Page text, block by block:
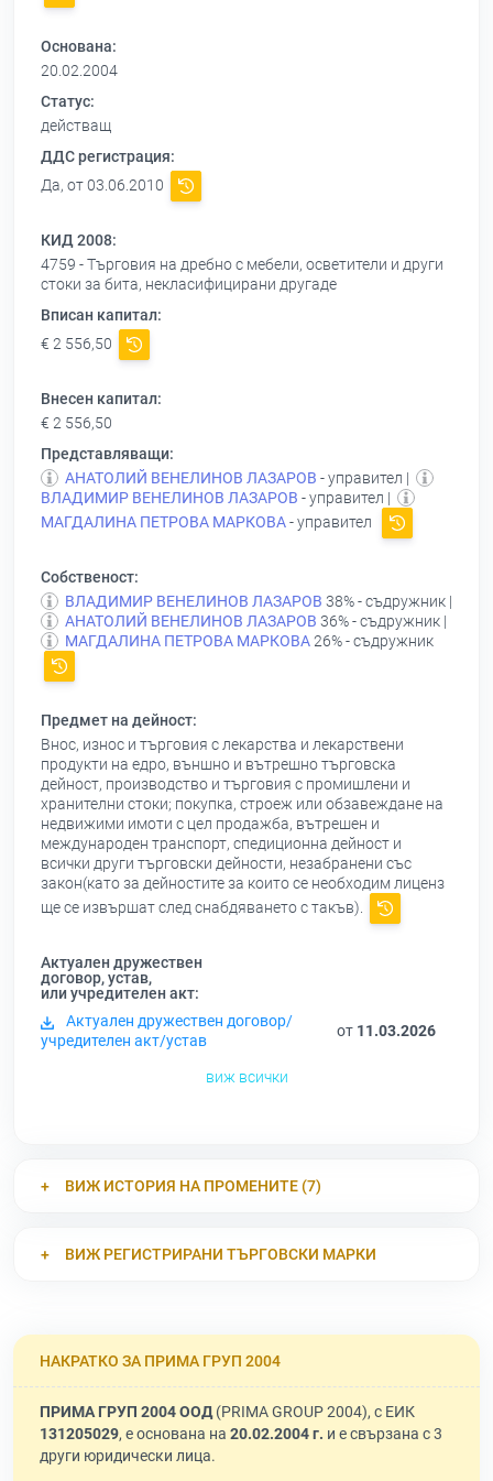
Основана:
20.02.2004
Статус:
действащ
ДДС регистрация:
Да, от 03.06.2010
КИД 2008:
4759 - Търговия на дребно с мебели, осветители и други
стоки за бита, некласифицирани другаде
Вписан капитал:
€ 2 556,50
Внесен капитал:
€ 2 556,50
Представляващи:
АНАТОЛИЙ ВЕНЕЛИНОВ ЛАЗАРОВ - управител |
ВЛАДИМИР ВЕНЕЛИНОВ ЛАЗАРОВ - управител |
МАГДАЛИНА ПЕТРОВА МАРКОВА- управител
Собственост:
ВЛАДИМИР ВЕНЕЛИНОВ ЛАЗАРОВ 38% - съдружник |
АНАТОЛИЙ ВЕНЕЛИНОВ ЛАЗАРОВ 36% - съдружник |
МАГДАЛИНА ПЕТРОВА МАРКОВА26% - съдружник
Предмет на дейност:
Внос, износ и търговия с лекарства и лекарствени
продукти на едро, външно и вътрешно търговска
дейност, производство и търговия с промишлени и
хранителни стоки; покупка, строеж или обзавеждане на
недвижими имоти с цел продажба, вътрешен и
международен транспорт, спедиционна дейност и
всички други търговски дейности, незабранени със
закон(като за дейностите за които се необходим лиценз
ще се извършат след снабдяването с такъв).
Актуален дружествен
договор, устав,
или учредителен акт:
Актуален дружествен договор/
учредителен акт/устав
от 11.03.2026
виж всички
ВИЖ ИСТОРИЯ НА ПРОМЕНИТЕ (7)
ВИЖ РЕГИСТРИРАНИ ТЪРГОВСКИ МАРКИ
НАКРАТКО ЗА ПРИМА ГРУП 2004
ПРИМА ГРУП 2004 ООД(PRIMA GROUP 2004), с ЕИК
131205029, е основана на 20.02.2004 г. и е свързана с 3
други юридически лица.